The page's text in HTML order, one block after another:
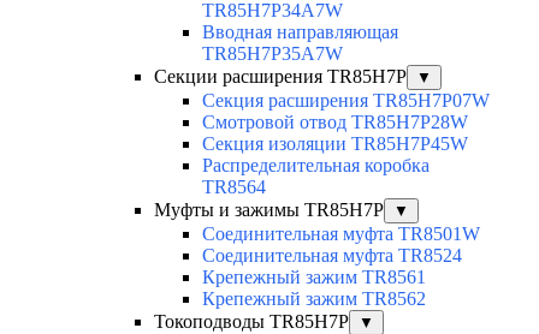
TR85H7P34A7W
Вводная направляющая
TR85H7P35A7W
Секции расширения TR85H7P
▼
Секция расширения TR85H7P07W
Смотровой отвод TR85H7P28W
Секция изоляции TR85H7P45W
Распределительная коробка
TR8564
Муфты и зажимы TR85H7P
▼
Соединительная муфта TR8501W
Соединительная муфта TR8524
Крепежный зажим TR8561
Крепежный зажим TR8562
Токоподводы TR85H7P
▼